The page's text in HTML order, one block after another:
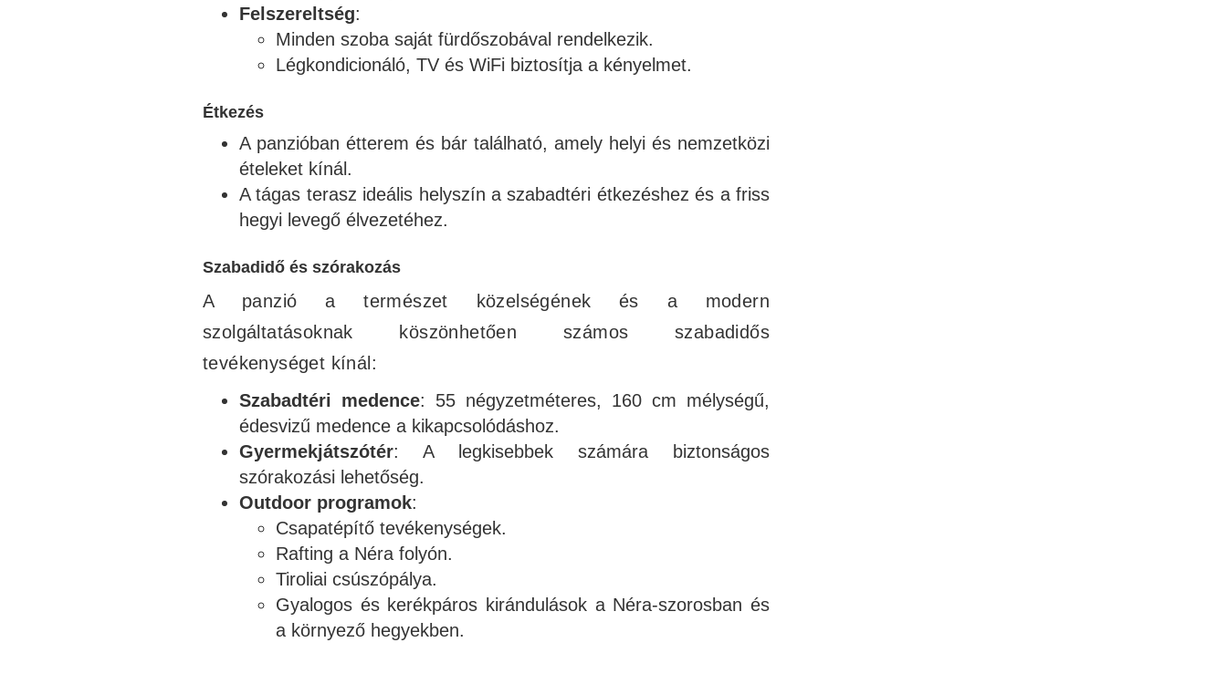
Felszereltség:
Minden szoba saját fürdőszobával rendelkezik.
Légkondicionáló, TV és WiFi biztosítja a kényelmet.
Étkezés
A panzióban étterem és bár található, amely helyi és nemzetközi
ételeket kínál.
A tágas terasz ideális helyszín a szabadtéri étkezéshez és a friss
hegyi levegő élvezetéhez.
Szabadidő és szórakozás
A panzió a természet közelségének és a modern
szolgáltatásoknak köszönhetően számos szabadidős
tevékenységet kínál:
Szabadtéri medence: 55 négyzetméteres, 160 cm mélységű,
édesvizű medence a kikapcsolódáshoz.
Gyermekjátszótér: A legkisebbek számára biztonságos
szórakozási lehetőség.
Outdoor programok:
Csapatépítő tevékenységek.
Rafting a Néra folyón.
Tiroliai csúszópálya.
Gyalogos és kerékpáros kirándulások a Néra-szorosban és
a környező hegyekben.